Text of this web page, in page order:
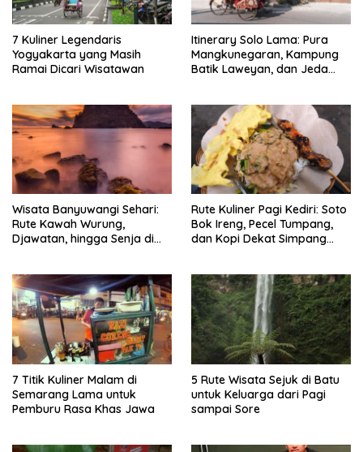
7 Kuliner Legendaris
Yogyakarta yang Masih
Ramai Dicari Wisatawan
Itinerary Solo Lama: Pura
Mangkunegaran, Kampung
Batik Laweyan, dan Jeda
Wisata Banyuwangi Sehari:
Rute Kawah Wurung,
Djawatan, hingga Senja di
Rute Kuliner Pagi Kediri: Soto
Bok Ireng, Pecel Tumpang,
dan Kopi Dekat Simpang
7 Titik Kuliner Malam di
Semarang Lama untuk
Pemburu Rasa Khas Jawa
5 Rute Wisata Sejuk di Batu
untuk Keluarga dari Pagi
sampai Sore